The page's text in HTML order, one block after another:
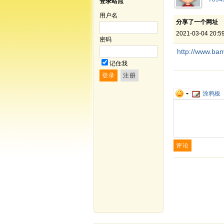
用户名
密码
记住我
分享了一个网址
2021-03-04
http://
涂鸦板